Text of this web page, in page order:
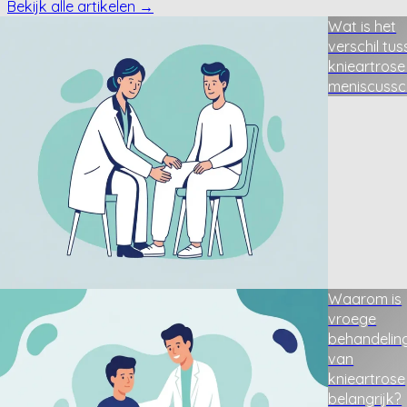
Bekijk alle artikelen →
Wat is het
verschil
Waarom is
vroege
van
knieartrose
belangrijk?